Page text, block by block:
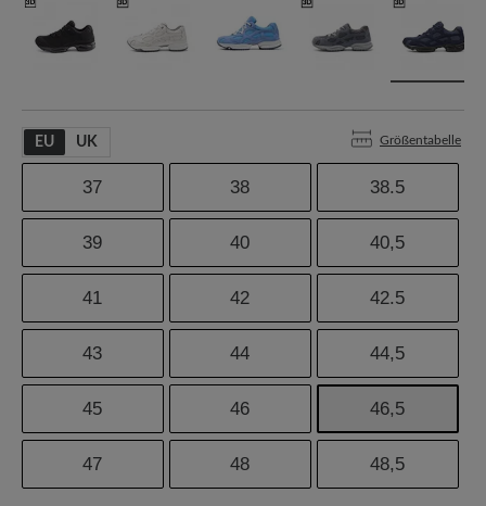
EU UK Größentabelle
37 38 38.5
39 40 40,5
41 42 42.5
43 44 44,5
45 46 46,5
47 48 48,5